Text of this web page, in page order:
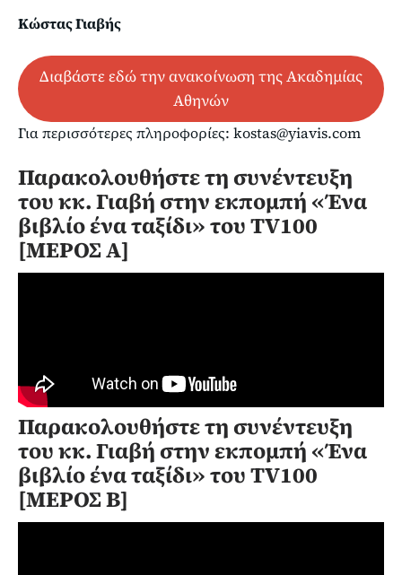
Κώστας Γιαβής
Διαβάστε εδώ την ανακοίνωση της Ακαδημίας
Αθηνών
Για περισσότερες πληροφορίες: kostas@yiavis.com
Παρακολουθήστε τη συνέντευξη
του κκ. Γιαβή στην εκπομπή «Ένα
βιβλίο ένα ταξίδι» του TV100
[ΜΕΡΟΣ Α]
Παρακολουθήστε τη συνέντευξη
του κκ. Γιαβή στην εκπομπή «Ένα
βιβλίο ένα ταξίδι» του TV100
[ΜΕΡΟΣ Β]